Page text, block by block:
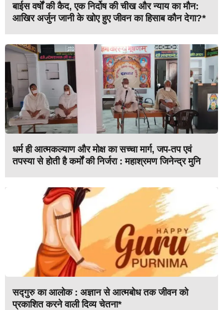
बाईस वर्षों की कैद, एक निर्दोष की चीख और न्याय का मौन:
आखिर अर्जुन जानी के खोए हुए जीवन का हिसाब कौन देगा?*
धर्म ही आत्मकल्याण और मोक्ष का सच्चा मार्ग, जप-तप एवं
तपस्या से होती है कर्मों की निर्जरा : महाश्रमण जिनेन्द्र मुनि
सद्गुरु का आलोक : अज्ञान से आत्मबोध तक जीवन को
प्रकाशित करने वाली दिव्य चेतना*